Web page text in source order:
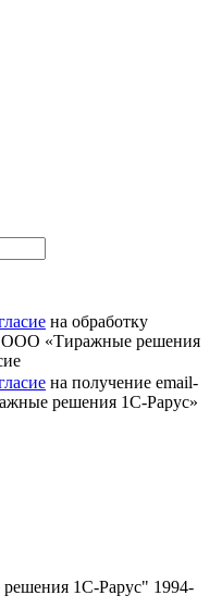
на обработку
ООО «Тиражные решения
на получение email-
решения 1С-Рарус»
1С-Рарус" 1994-